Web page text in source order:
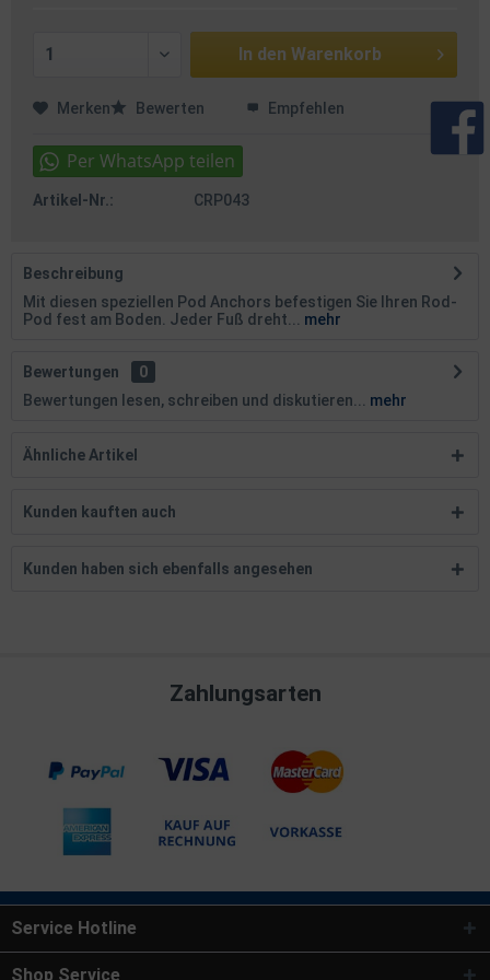
In den Warenkorb
Merken Bewerten Empfehlen
Artikel-Nr.: CRP043
Beschreibung
Mit diesen speziellen Pod Anchors befestigen Sie Ihren Rod-
Pod fest am Boden. Jeder Fuß dreht...
mehr
Bewertungen
0
Bewertungen lesen, schreiben und diskutieren...
mehr
Ähnliche Artikel
Kunden kauften auch
Kunden haben sich ebenfalls angesehen
Zahlungsarten
Service Hotline
Shop Service